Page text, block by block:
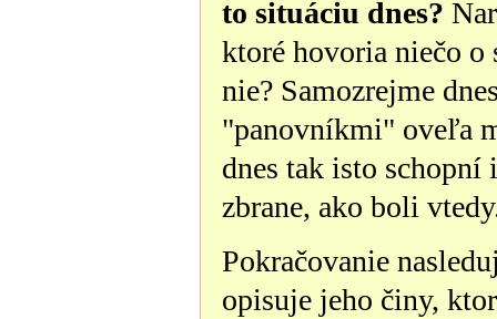
to situáciu dnes?
ktoré hovoria niečo
nie? Samozrejme
"panovníkmi" oveľa
dnes tak isto
zbrane, ako boli
Pokračovanie
opisuje jeho činy,